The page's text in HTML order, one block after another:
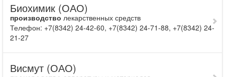
Биохимик (ОАО)
производство лекарственных средств
Телефон: +7(8342) 24-42-60, +7(8342) 24-71-88, +7(8342) 24-
21-27
Висмут (ОАО)